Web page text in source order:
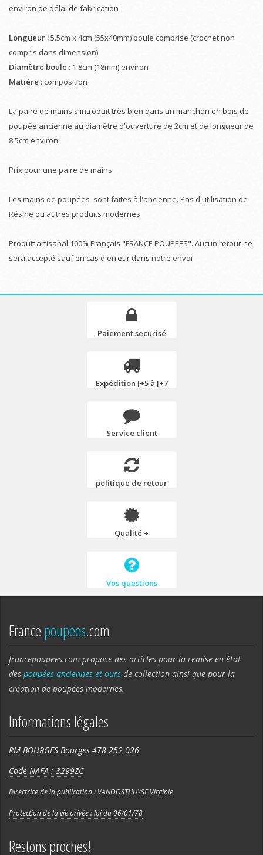
environ de délai de fabrication
Longueur :5.5cm x 4cm (55x40mm) boule comprise (crochet non
compris dans dimension)
Diamètre boule : 1.8cm (18mm) environ
Matière : composition
La paire de mains s'introduit très bien dans un manchon en bois de
poupée ancienne au diamètre d'ouverture de 2cm et de longueur de
8.5cm environ
Prix pour une paire de mains
Les mains de poupées sont faites à l'ancienne. Pas d'utilisation de
Résine ou autres produits modernes
Produit artisanal 100% Français "FRANCE POUPEES". Aucun retour ne
sera accepté sauf en cas d'erreur dans notre envoi
Paiement securisé
Expédition J+5 à J+7
Service client
politique de retour
Qualité +
Vos questions
Francepoupees.com
francepoupees.com propose des articles pour la remise en état
des poupées anciennes et ours de collection ainsi que pour la
création de poupées modernes.
Informations légales
RM BOURGES Bourges 478 252 026
Code NAFA : 3299ZC
Directrice de la publication : VANOOSTHUYSE Virginie
Protection de la vie privée : loi du 06/01/78
Restons proches!